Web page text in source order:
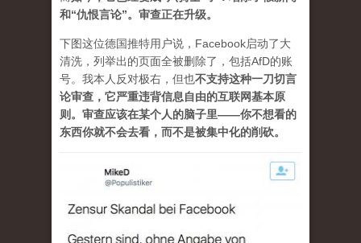
和“仇恨言论”。审查正在升级。
下图这位德国推特用户说，Facebook启动了大
清洗，列举出的页面全被删除了，包括AfD的账
号。我本人反对极右，但也不支持这种一刀切言
论审查，它严重违背信息自由的互联网基本原
则。审查应该在某个人的脑子里——你不想看的
东西你就不会去看，而不是被集中化的削砍。